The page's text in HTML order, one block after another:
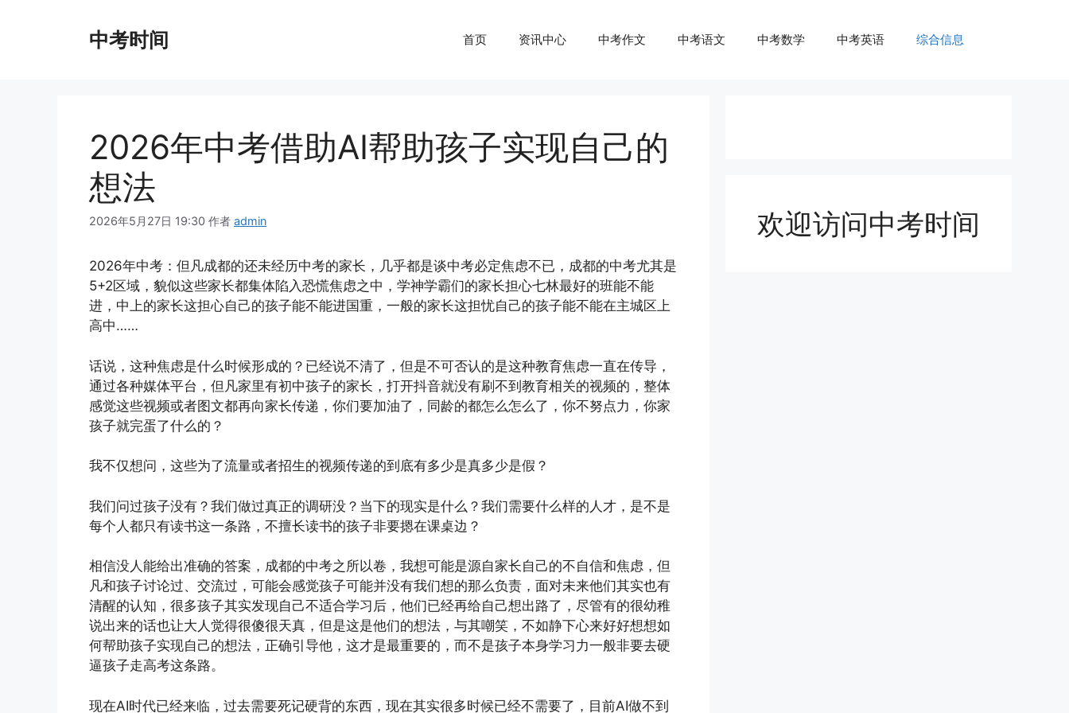
中考时间 首页 资讯中心 中考作文 中考语文 中考数学 中考英语 综合信息
2026年中考借助AI帮助孩子实现自己的
想法
2026年5月27日 19:30 作者 admin
2026年中考：但凡成都的还未经历中考的家长，几乎都是谈中考必定焦虑不已，成都的中考尤其是
5+2区域，貌似这些家长都集体陷入恐慌焦虑之中，学神学霸们的家长担心七林最好的班能不能
进，中上的家长这担心自己的孩子能不能进国重，一般的家长这担忧自己的孩子能不能在主城区上
高中……
话说，这种焦虑是什么时候形成的？已经说不清了，但是不可否认的是这种教育焦虑一直在传导，
通过各种媒体平台，但凡家里有初中孩子的家长，打开抖音就没有刷不到教育相关的视频的，整体
感觉这些视频或者图文都再向家长传递，你们要加油了，同龄的都怎么怎么了，你不努点力，你家
孩子就完蛋了什么的？
我不仅想问，这些为了流量或者招生的视频传递的到底有多少是真多少是假？
我们问过孩子没有？我们做过真正的调研没？当下的现实是什么？我们需要什么样的人才，是不是
每个人都只有读书这一条路，不擅长读书的孩子非要摁在课桌边？
相信没人能给出准确的答案，成都的中考之所以卷，我想可能是源自家长自己的不自信和焦虑，但
凡和孩子讨论过、交流过，可能会感觉孩子可能并没有我们想的那么负责，面对未来他们其实也有
清醒的认知，很多孩子其实发现自己不适合学习后，他们已经再给自己想出路了，尽管有的很幼稚
说出来的话也让大人觉得很傻很天真，但是这是他们的想法，与其嘲笑，不如静下心来好好想想如
何帮助孩子实现自己的想法，正确引导他，这才是最重要的，而不是孩子本身学习力一般非要去硬
逼孩子走高考这条路。
现在AI时代已经来临，过去需要死记硬背的东西，现在其实很多时候已经不需要了，目前AI做不到
欢迎访问中考时间